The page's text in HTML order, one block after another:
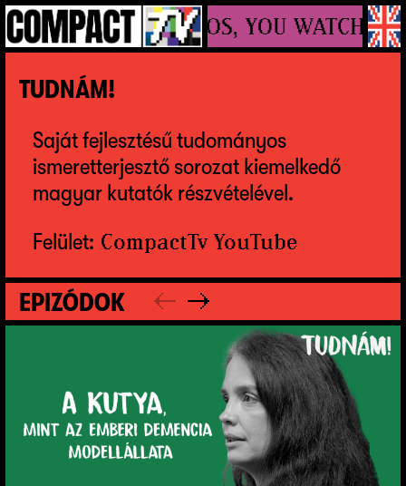
WE MAKE VIDEOS, YOU WATCH!
TUDNÁM!
Saját fejlesztésű tudományos
ismeretterjesztő sorozat kiemelkedő
magyar kutatók részvételével.
Felület: CompactTv YouTube
EPIZÓDOK